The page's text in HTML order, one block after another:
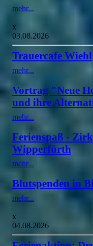
mehr...
x
03.08.2026
Trauercafe Wiehl
mehr...
Vortrag "Neue
und ihre
mehr...
Ferienspaß -
Wipperfürth
mehr...
Blutspenden in
mehr...
x
04.08.2026